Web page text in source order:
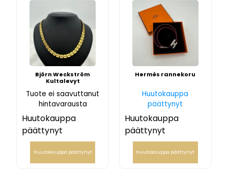
Björn Weckström
Kultalevyt
Tuote ei saavuttanut
hintavarausta
Huutokauppa
päättynyt
Huutokauppa päättynyt
Hermès rannekoru
Huutokauppa
päättynyt
Huutokauppa
päättynyt
Huutokauppa päättynyt